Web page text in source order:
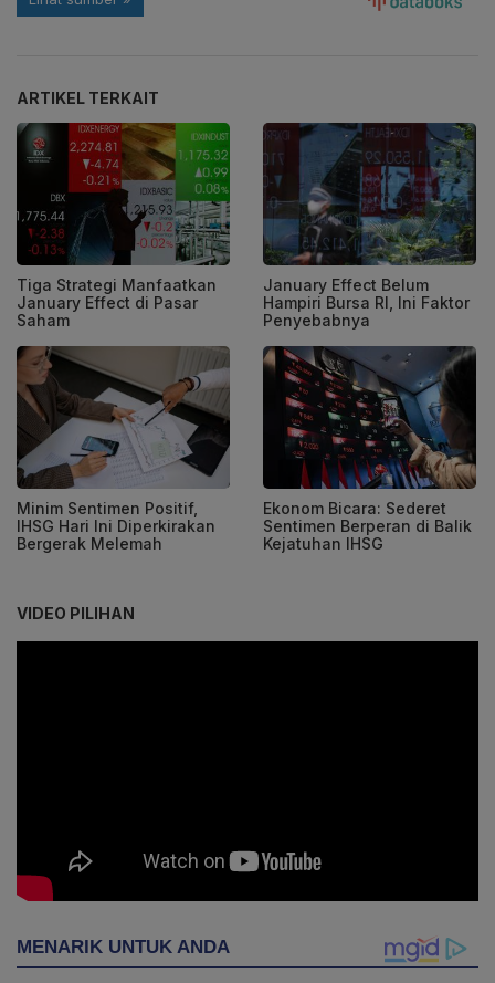
ARTIKEL TERKAIT
Tiga Strategi Manfaatkan
January Effect di Pasar
Saham
January Effect Belum
Hampiri Bursa RI, Ini Faktor
Penyebabnya
Minim Sentimen Positif,
IHSG Hari Ini Diperkirakan
Bergerak Melemah
Ekonom Bicara: Sederet
Sentimen Berperan di Balik
Kejatuhan IHSG
VIDEO PILIHAN